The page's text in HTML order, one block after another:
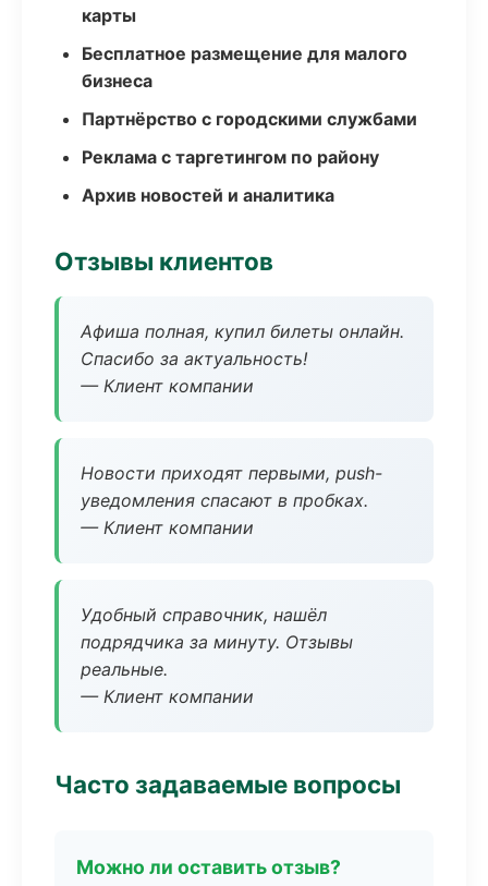
карты
Бесплатное размещение для малого
бизнеса
Партнёрство с городскими службами
Реклама с таргетингом по району
Архив новостей и аналитика
Отзывы клиентов
Афиша полная, купил билеты онлайн.
Спасибо за актуальность!
— Клиент компании
Новости приходят первыми, push-
уведомления спасают в пробках.
— Клиент компании
Удобный справочник, нашёл
подрядчика за минуту. Отзывы
реальные.
— Клиент компании
Часто задаваемые вопросы
Можно ли оставить отзыв?